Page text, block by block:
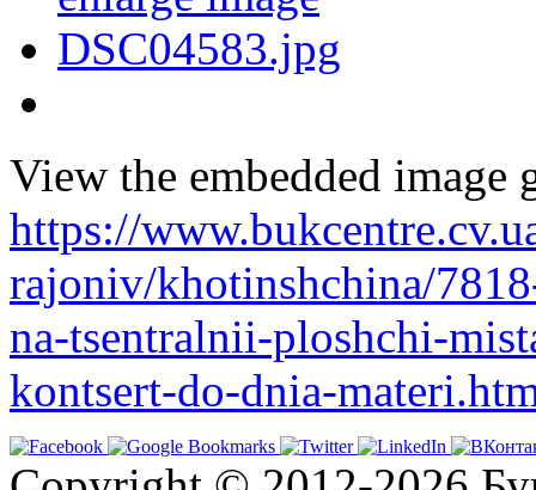
View the embedded image
https://
rajoniv/khotinshchina/
na-tsentralnii-ploshchi-
kontsert-do-dnia-